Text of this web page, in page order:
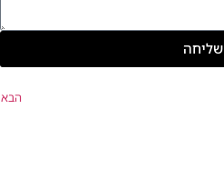
שליחה
הבא